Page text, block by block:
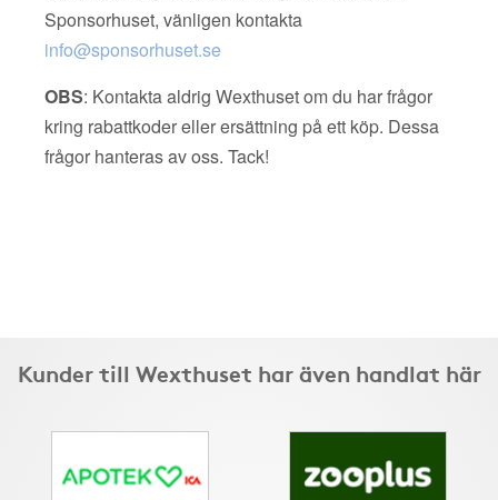
Sponsorhuset, vänligen kontakta
info@sponsorhuset.se
OBS: Kontakta aldrig Wexthuset om du har frågor
kring rabattkoder eller ersättning på ett köp. Dessa
frågor hanteras av oss. Tack!
Kunder till Wexthuset har även handlat här